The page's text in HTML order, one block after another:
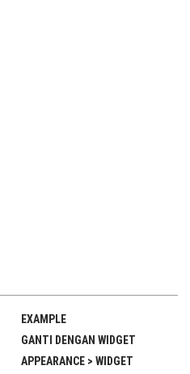
EXAMPLE
GANTI DENGAN WIDGET
APPEARANCE > WIDGET